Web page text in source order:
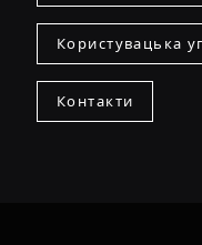
Користувацька
Контакти